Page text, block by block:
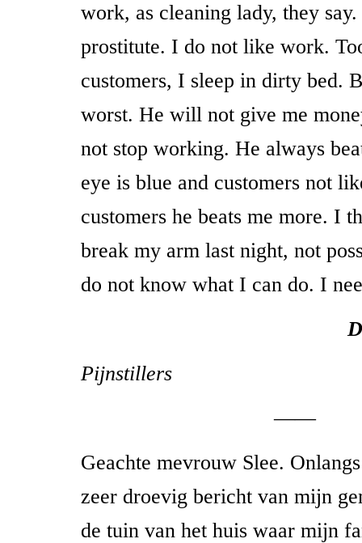
work, as cleaning lady, they
prostitute. I do not like work.
customers, I sleep in dirty bed.
worst. He will not give me
not stop working. He always
eye is blue and customers not
customers he beats me more. I
break my arm last night, not
do not know what I can do. I
Pijnstillers
——
Geachte mevrouw Slee.
zeer droevig bericht van mijn
de tuin van het huis waar mijn